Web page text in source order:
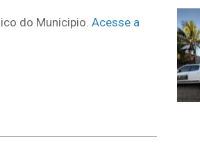
do Municipio. Acesse a